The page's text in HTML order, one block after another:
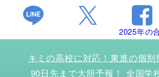
2025年の
キミの高校に対応！東進の個別
90日先まで大胆予報！ 全国学